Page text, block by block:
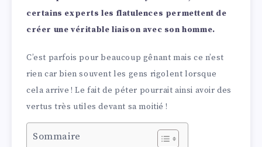
certains experts les flatulences permettent de
créer une véritable liaison avec son homme.
C’est parfois pour beaucoup gênant mais ce n’est
rien car bien souvent les gens rigolent lorsque
cela arrive ! Le fait de péter pourrait ainsi avoir des
vertus très utiles devant sa moitié !
Sommaire